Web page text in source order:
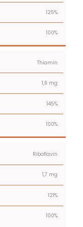
125%
100%
Thiamin
1,6 mg
145%
100%
Riboflavin
1,7 mg
121%
100%